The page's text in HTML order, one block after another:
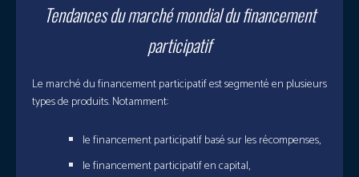
Tendances du marché mondial du financement
participatif
Le marché du financement participatif est segmenté en plusieurs
types de produits. Notamment:
le financement participatif basé sur les récompenses,
le financement participatif en capital,